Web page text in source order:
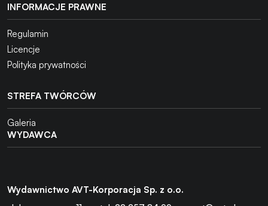
INFORMACJE PRAWNE
Regulamin
Licencje
Polityka prywatności
STREFA TWÓRCÓW
Galeria
WYDAWCA
Wydawnictwo AVT-Korporacja Sp. z o.o.